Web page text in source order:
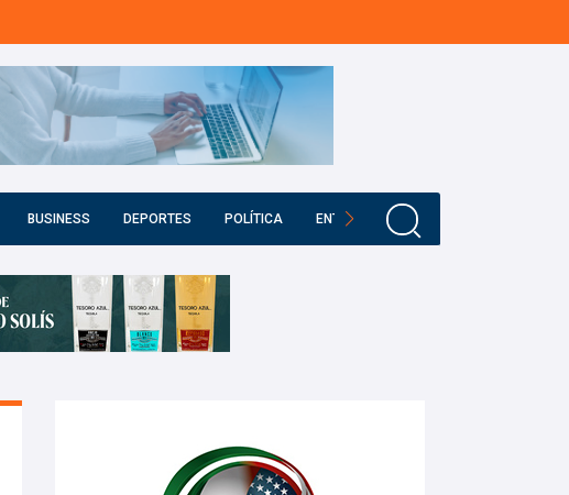
BUSINESS DEPORTES POLÍTICA ENTRETENIMIENTO